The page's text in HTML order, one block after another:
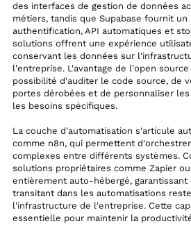
des interfaces de gestion de données
métiers, tandis que Supabase fournit
authentification, API automatiques et
solutions offrent une expérience
conservant les données sur
l'entreprise. L'avantage de l'open
possibilité d'auditer le code source, de
portes dérobées et de personnaliser
les besoins spécifiques.
La couche d'automatisation s'articule
comme n8n, qui permettent
complexes entre différents systèmes.
solutions propriétaires comme Zapier
entièrement auto-hébergé, garantissant
transitant dans les automatisations
l'infrastructure de l'entreprise. Cette
essentielle pour maintenir la